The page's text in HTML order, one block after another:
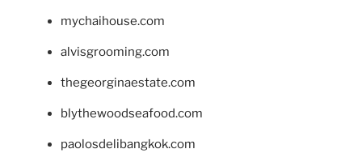
mychaihouse.com
alvisgrooming.com
thegeorginaestate.com
blythewoodseafood.com
paolosdelibangkok.com